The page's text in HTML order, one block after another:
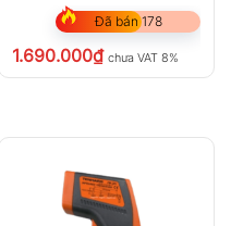
Đã bán 178
1.690.000₫ chưa VAT 8%